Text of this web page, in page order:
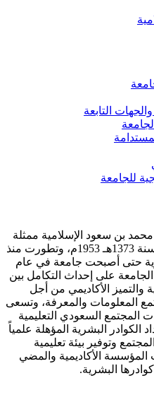
التابعة
للجامعة
بن سعود الإسلامية ممثلة
في كلية الشريعة في سنة 1373هـ 1953م، وتطورت منذ
حتى أصبحت جامعة في عام
وتقوم الجامعة على إحداث التكامل بين
والتميز الأكاديمي من أجل
المعلومات والمعرفة، وتسعى
المجتمع السعودي التعليمية
الكوادر البشرية المؤهلة علمياً
وتوفير بيئة تعليمية
المؤسسة الأكاديمية والمضي
البشرية.